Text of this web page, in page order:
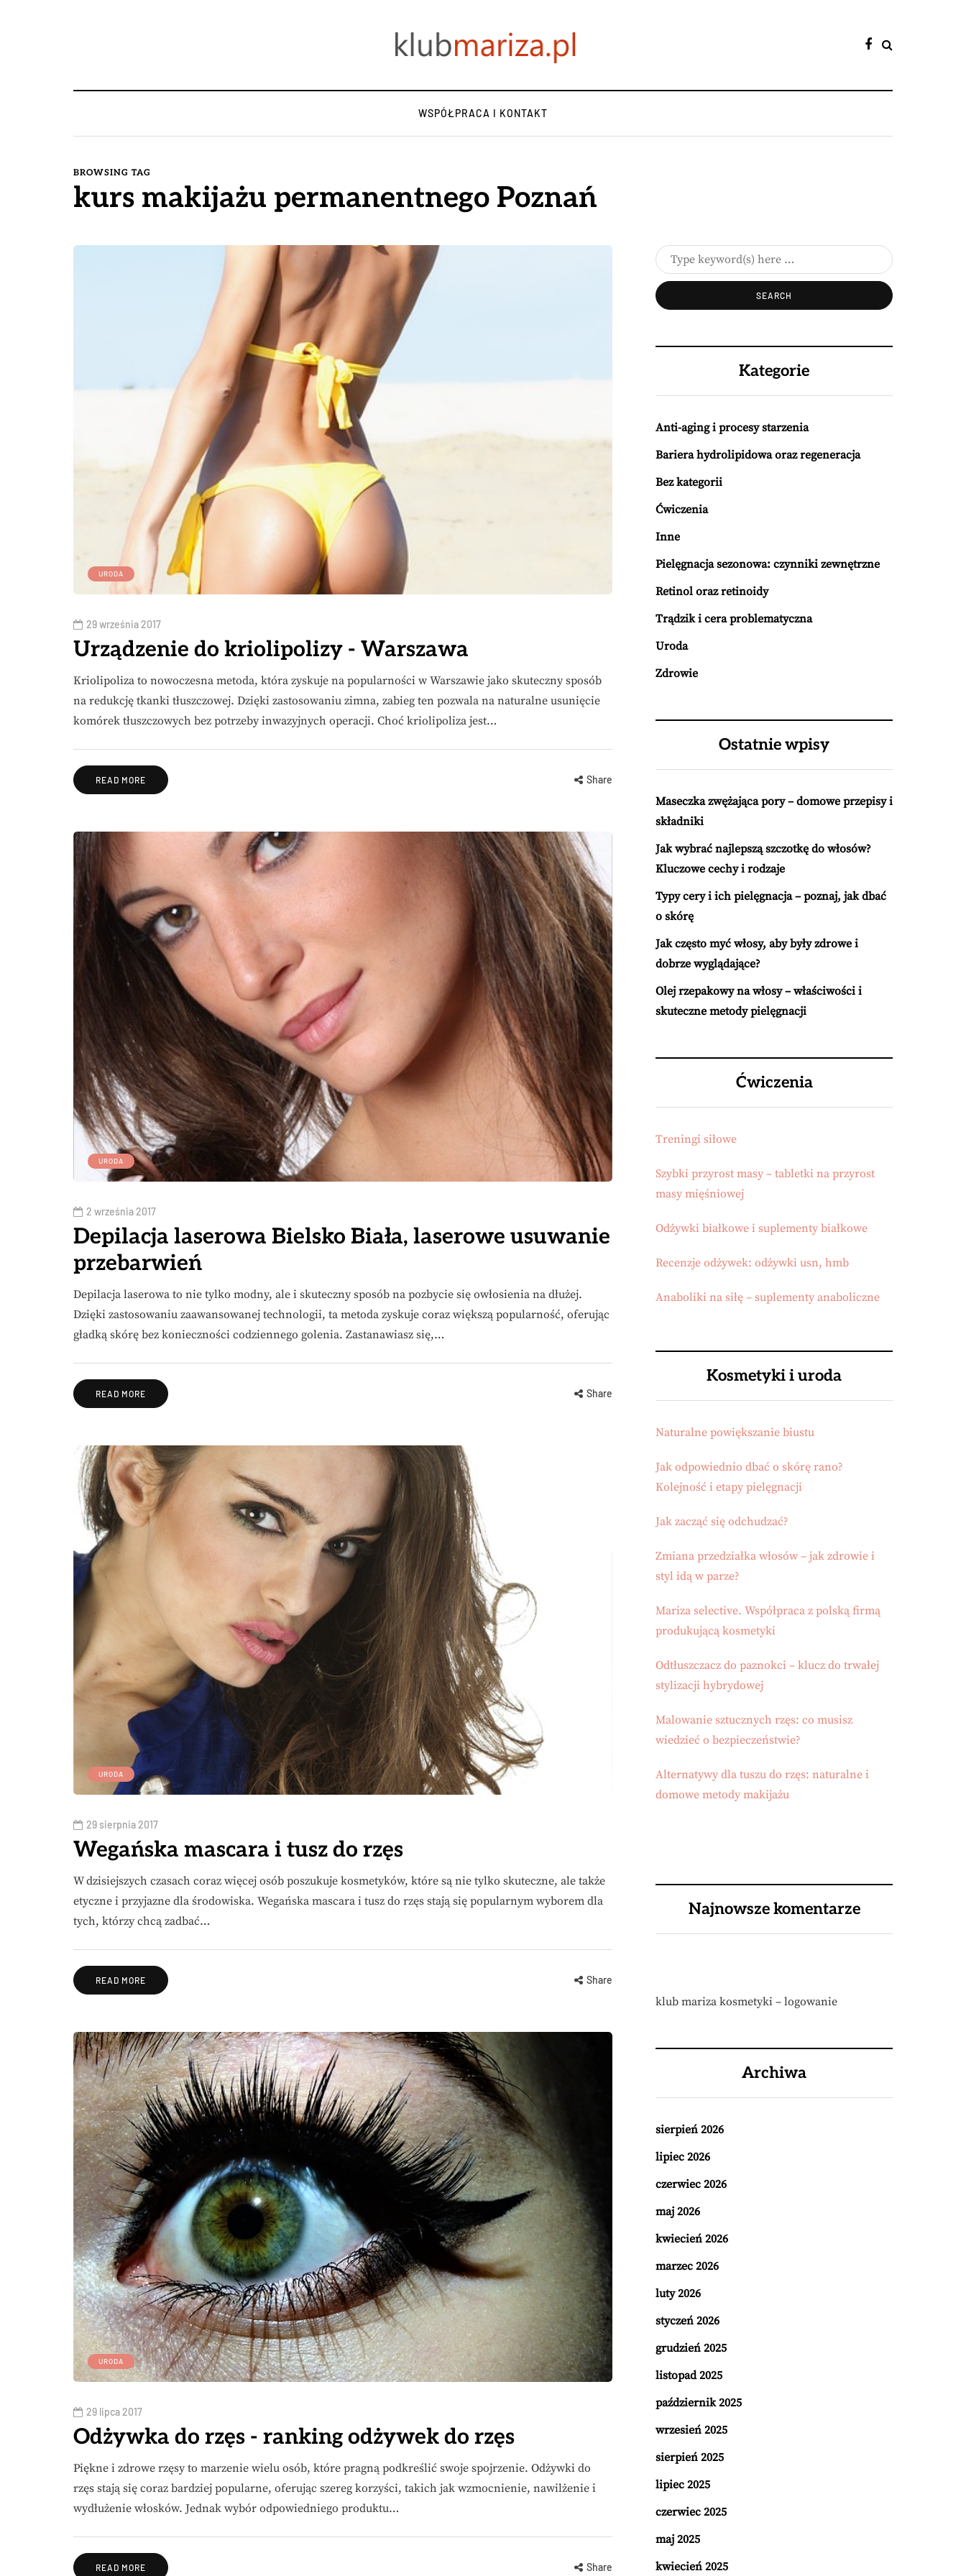
WSPÓŁPRACA I KONTAKT
BROWSING TAG
kurs makijażu permanentnego Poznań
URODA
29 września 2017
Urządzenie do kriolipolizy - Warszawa
Kriolipoliza to nowoczesna metoda, która zyskuje na popularności w Warszawie jako skuteczny sposób
na redukcję tkanki tłuszczowej. Dzięki zastosowaniu zimna, zabieg ten pozwala na naturalne usunięcie
komórek tłuszczowych bez potrzeby inwazyjnych operacji. Choć kriolipoliza jest…
READ MORE Share
URODA
2 września 2017
Depilacja laserowa Bielsko Biała, laserowe usuwanie
przebarwień
Depilacja laserowa to nie tylko modny, ale i skuteczny sposób na pozbycie się owłosienia na dłużej.
Dzięki zastosowaniu zaawansowanej technologii, ta metoda zyskuje coraz większą popularność, oferując
gładką skórę bez konieczności codziennego golenia. Zastanawiasz się,…
READ MORE Share
URODA
29 sierpnia 2017
Wegańska mascara i tusz do rzęs
W dzisiejszych czasach coraz więcej osób poszukuje kosmetyków, które są nie tylko skuteczne, ale także
etyczne i przyjazne dla środowiska. Wegańska mascara i tusz do rzęs stają się popularnym wyborem dla
tych, którzy chcą zadbać…
READ MORE Share
URODA
29 lipca 2017
Odżywka do rzęs - ranking odżywek do rzęs
Piękne i zdrowe rzęsy to marzenie wielu osób, które pragną podkreślić swoje spojrzenie. Odżywki do
rzęs stają się coraz bardziej popularne, oferując szereg korzyści, takich jak wzmocnienie, nawilżenie i
wydłużenie włosków. Jednak wybór odpowiedniego produktu…
READ MORE Share
Kategorie
Anti-aging i procesy starzenia
Bariera hydrolipidowa oraz regeneracja
Bez kategorii
Ćwiczenia
Inne
Pielęgnacja sezonowa: czynniki zewnętrzne
Retinol oraz retinoidy
Trądzik i cera problematyczna
Uroda
Zdrowie
Ostatnie wpisy
Maseczka zwężająca pory – domowe przepisy i
składniki
Jak wybrać najlepszą szczotkę do włosów?
Kluczowe cechy i rodzaje
Typy cery i ich pielęgnacja – poznaj, jak dbać
o skórę
Jak często myć włosy, aby były zdrowe i
dobrze wyglądające?
Olej rzepakowy na włosy – właściwości i
skuteczne metody pielęgnacji
Ćwiczenia
Treningi siłowe
Szybki przyrost masy – tabletki na przyrost
masy mięśniowej
Odżywki białkowe i suplementy białkowe
Recenzje odżywek: odżywki usn, hmb
Anaboliki na siłę – suplementy anaboliczne
Kosmetyki i uroda
Naturalne powiększanie biustu
Jak odpowiednio dbać o skórę rano?
Kolejność i etapy pielęgnacji
Jak zacząć się odchudzać?
Zmiana przedziałka włosów – jak zdrowie i
styl idą w parze?
Mariza selective. Współpraca z polską firmą
produkującą kosmetyki
Odtłuszczacz do paznokci – klucz do trwałej
stylizacji hybrydowej
Malowanie sztucznych rzęs: co musisz
wiedzieć o bezpieczeństwie?
Alternatywy dla tuszu do rzęs: naturalne i
domowe metody makijażu
Najnowsze komentarze
klub mariza kosmetyki – logowanie
Archiwa
sierpień 2026
lipiec 2026
czerwiec 2026
maj 2026
kwiecień 2026
marzec 2026
luty 2026
styczeń 2026
grudzień 2025
listopad 2025
październik 2025
wrzesień 2025
sierpień 2025
lipiec 2025
czerwiec 2025
maj 2025
kwiecień 2025